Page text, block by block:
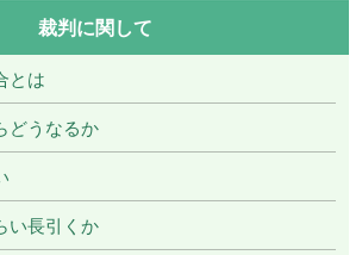
裁判に関して
とは
どうなるか
い長引くか